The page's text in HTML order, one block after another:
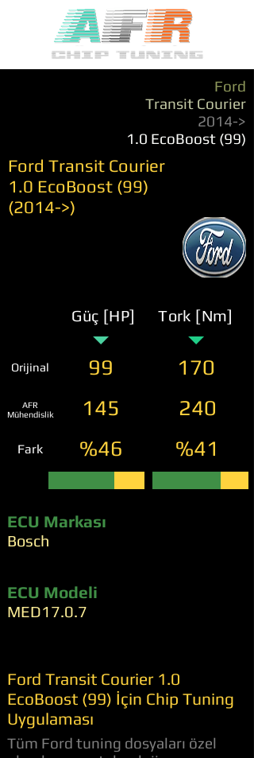
Ford
Transit Courier
2014->
1.0 EcoBoost (99)
Ford Transit Courier
1.0 EcoBoost (99)
(2014->)
Güç [HP] Tork [Nm]
Orijinal 99 170
AFR
Mühendislik
145 240
Fark %46 %41
ECU Markası
Bosch
ECU Modeli
MED17.0.7
Ford Transit Courier 1.0
EcoBoost (99) İçin Chip Tuning
Uygulaması
Tüm Ford tuning dosyaları özel